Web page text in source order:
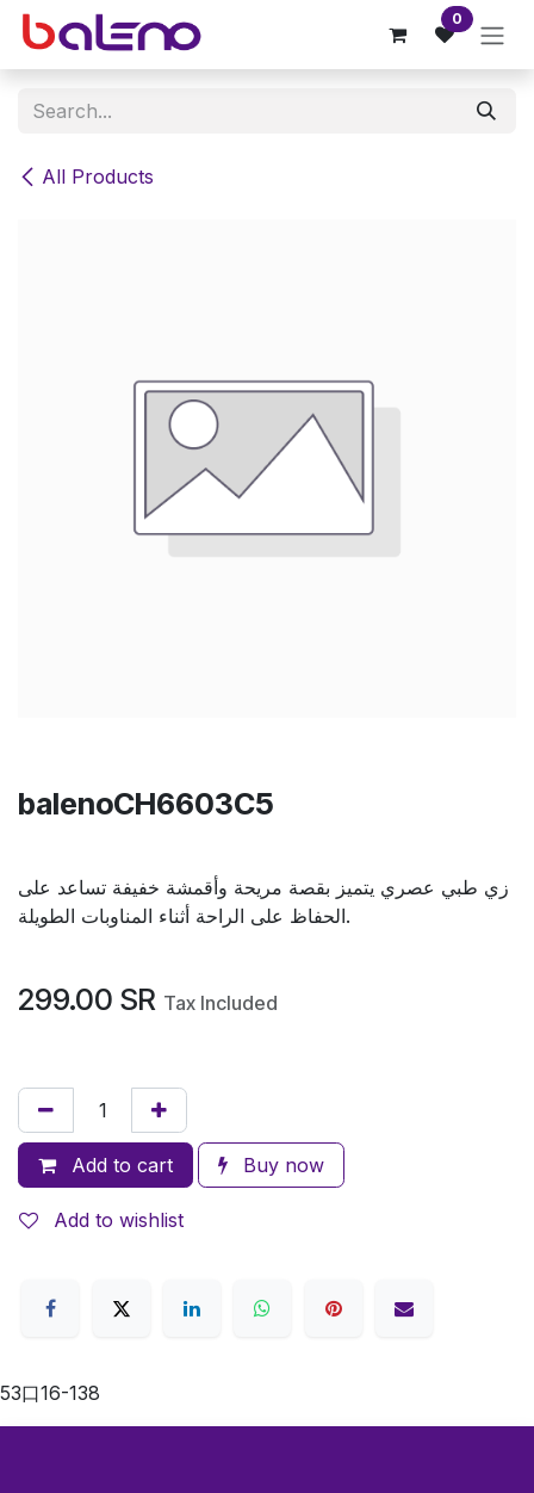
Skip to Content 0
All Products
balenoCH6603C5
زي طبي عصري يتميز بقصة مريحة وأقمشة خفيفة تساعد على
الحفاظ على الراحة أثناء المناوبات الطويلة.
299.00 SR Tax Included
Add to cart Buy now
Add to wishlist
53口16-138